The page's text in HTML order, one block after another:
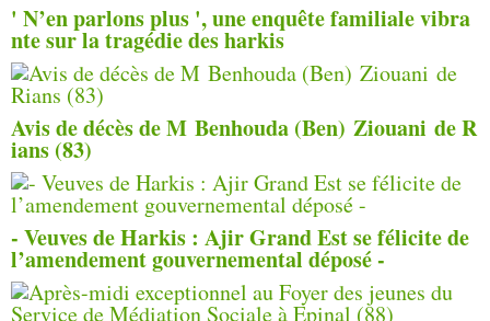
' N’en parlons plus ', une enquête familiale vibra
nte sur la tragédie des harkis
Avis de décès de M Benhouda (Ben) Ziouani de R
ians (83)
- Veuves de Harkis : Ajir Grand Est se félicite de
l’amendement gouvernemental déposé -